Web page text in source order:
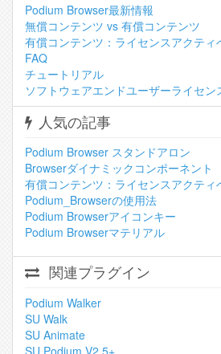
Podium Browser最新情報
無償コンテンツ vs 有償コンテンツ
有償コンテンツ：ライセンスアクティ
FAQ
チュートリアル
ソフトウェアエンドユーザーライセン
人気の記事
Podium Browser スタンドアロン
Browserダイナミックコンポーネント
有償コンテンツ：ライセンスアクティ
Podium_Browserの使用法
Podium Browserアイコンキー
Podium Browserマテリアル
関連プラグイン
Podium Walker
SU Walk
SU Animate
SU Podium V2.5+